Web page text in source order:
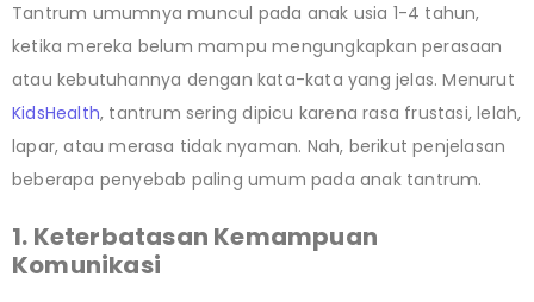
Tantrum umumnya muncul pada anak usia 1-4 tahun,
ketika mereka belum mampu mengungkapkan perasaan
atau kebutuhannya dengan kata-kata yang jelas. Menurut
KidsHealth, tantrum sering dipicu karena rasa frustasi, lelah,
lapar, atau merasa tidak nyaman. Nah, berikut penjelasan
beberapa penyebab paling umum pada anak tantrum.
1. Keterbatasan Kemampuan
Komunikasi